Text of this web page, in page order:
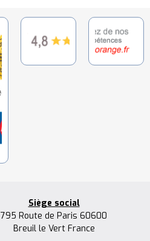
Siège social
795 Route de Paris 60600
Breuil le Vert France